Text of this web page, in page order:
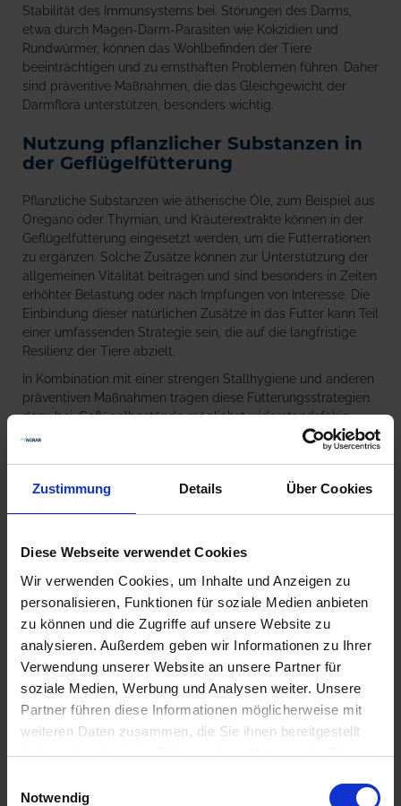
Zustimmung Details Über Cookies
Diese Webseite verwendet Cookies
Wir verwenden Cookies, um Inhalte und Anzeigen zu
personalisieren, Funktionen für soziale Medien anbieten
zu können und die Zugriffe auf unsere Website zu
analysieren. Außerdem geben wir Informationen zu Ihrer
Verwendung unserer Website an unsere Partner für
soziale Medien, Werbung und Analysen weiter. Unsere
Partner führen diese Informationen möglicherweise mit
weiteren Daten zusammen, die Sie ihnen bereitgestellt
haben oder die sie im Rahmen Ihrer Nutzung der Dienste
Notwendig
Stabilität des Immunsystems bei. Störungen des Darms,
etwa durch Magen-Darm-Parasiten wie Kokzidien und
Rundwürmer, können das Wohlbefinden der Tiere
beeinträchtigen und zu ernsthaften Problemen führen. Daher
sind präventive Maßnahmen, die das Gleichgewicht der
Darmflora unterstützen, besonders wichtig.
Nutzung pflanzlicher Substanzen in
der Geflügelfütterung
Pflanzliche Substanzen wie ätherische Öle, zum Beispiel aus
Oregano oder Thymian, und Kräuterextrakte können in der
Geflügelfütterung eingesetzt werden, um die Futterrationen
zu ergänzen. Solche Zusätze können zur Unterstützung der
allgemeinen Vitalität beitragen und sind besonders in Zeiten
erhöhter Belastung oder nach Impfungen von Interesse. Die
Einbindung dieser natürlichen Zusätze in das Futter kann Teil
einer umfassenden Strategie sein, die auf die langfristige
Resilienz der Tiere abzielt.
In Kombination mit einer strengen Stallhygiene und anderen
präventiven Maßnahmen tragen diese Fütterungsstrategien
dazu bei, Geflügelbestände möglichst widerstandsfähig
durch die Herausforderungen der Herbstmonate zu führen.
DOSTO Liquid
43,50 €/
ZUM PRODUKT